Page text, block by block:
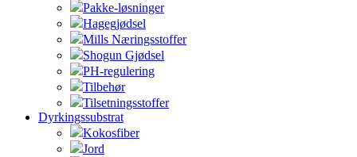
Pakke-løsninger
Hagegjødsel
Mills Næringsstoffer
Shogun Gjødsel
PH-regulering
Tilbehør
Tilsetningsstoffer
Dyrkingssubstrat
Kokosfiber
Jord